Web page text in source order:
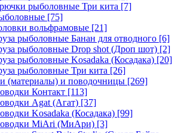
рыболовные Три кита [7]
[75]
вольфрамовые [21]
рыболовные Банан для отводного [6]
рыболовные Drop shot (Дроп шот) [2]
рыболовные Kosadaka (Косадака) [20]
рыболовные Три кита [26]
(материалы) и поводочницы [269]
Контакт [113]
Agat (Агат) [37]
Kosadaka (Косадака) [99]
MiAri (МиАри) [3]